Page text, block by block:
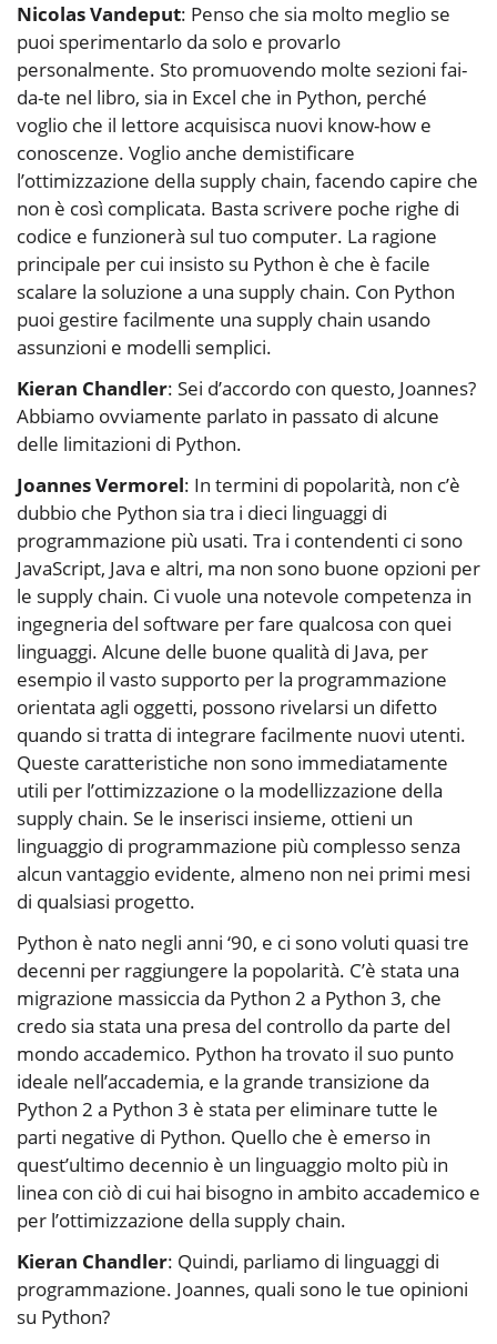
Nicolas Vandeput: Penso che sia molto meglio se
puoi sperimentarlo da solo e provarlo
personalmente. Sto promuovendo molte sezioni fai-
da-te nel libro, sia in Excel che in Python, perché
voglio che il lettore acquisisca nuovi know-how e
conoscenze. Voglio anche demistificare
l’ottimizzazione della supply chain, facendo capire che
non è così complicata. Basta scrivere poche righe di
codice e funzionerà sul tuo computer. La ragione
principale per cui insisto su Python è che è facile
scalare la soluzione a una supply chain. Con Python
puoi gestire facilmente una supply chain usando
assunzioni e modelli semplici.
Kieran Chandler: Sei d’accordo con questo, Joannes?
Abbiamo ovviamente parlato in passato di alcune
delle limitazioni di Python.
Joannes Vermorel: In termini di popolarità, non c’è
dubbio che Python sia tra i dieci linguaggi di
programmazione più usati. Tra i contendenti ci sono
JavaScript, Java e altri, ma non sono buone opzioni per
le supply chain. Ci vuole una notevole competenza in
ingegneria del software per fare qualcosa con quei
linguaggi. Alcune delle buone qualità di Java, per
esempio il vasto supporto per la programmazione
orientata agli oggetti, possono rivelarsi un difetto
quando si tratta di integrare facilmente nuovi utenti.
Queste caratteristiche non sono immediatamente
utili per l’ottimizzazione o la modellizzazione della
supply chain. Se le inserisci insieme, ottieni un
linguaggio di programmazione più complesso senza
alcun vantaggio evidente, almeno non nei primi mesi
di qualsiasi progetto.
Python è nato negli anni ‘90, e ci sono voluti quasi tre
decenni per raggiungere la popolarità. C’è stata una
migrazione massiccia da Python 2 a Python 3, che
credo sia stata una presa del controllo da parte del
mondo accademico. Python ha trovato il suo punto
ideale nell’accademia, e la grande transizione da
Python 2 a Python 3 è stata per eliminare tutte le
parti negative di Python. Quello che è emerso in
quest’ultimo decennio è un linguaggio molto più in
linea con ciò di cui hai bisogno in ambito accademico e
per l’ottimizzazione della supply chain.
Kieran Chandler: Quindi, parliamo di linguaggi di
programmazione. Joannes, quali sono le tue opinioni
su Python?